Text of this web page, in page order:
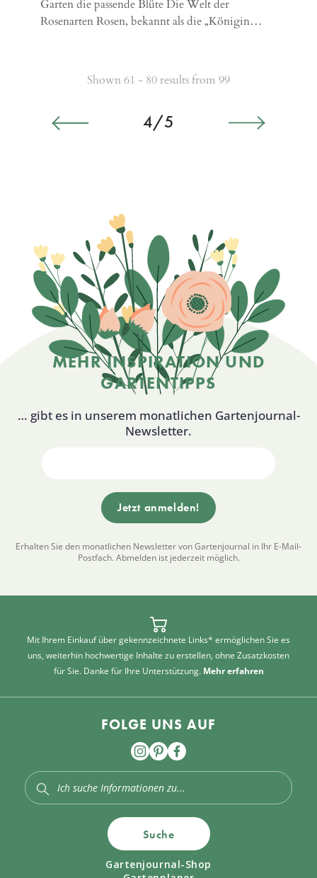
Garten die passende Blüte Die Welt der
Rosenarten Rosen, bekannt als die „Königin…
Shown 61 - 80 results from 99
4/5
MEHR INSPIRATION UND
GARTENTIPPS
… gibt es in unserem monatlichen Gartenjournal-
Newsletter.
Erhalten Sie den monatlichen Newsletter von Gartenjournal in Ihr E-Mail-
Postfach. Abmelden ist jederzeit möglich.
Mit Ihrem Einkauf über gekennzeichnete Links* ermöglichen Sie es
uns, weiterhin hochwertige Inhalte zu erstellen, ohne Zusatzkosten
für Sie. Danke für Ihre Unterstützung. Mehr erfahren
FOLGE UNS AUF
Suche
Gartenjournal-Shop